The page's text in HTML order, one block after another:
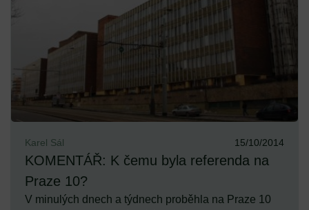
Karel Sál 15/10/2014
KOMENTÁŘ: K čemu byla referenda na
Praze 10?
V minulých dnech a týdnech proběhla na Praze 10